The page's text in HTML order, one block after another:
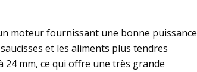
moteur fournissant une bonne puissance
et les aliments plus tendres
24 mm, ce qui offre une très grande